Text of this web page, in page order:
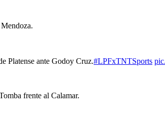
Platense ante Godoy Cruz.#LPFxTNTSports
frente al Calamar.